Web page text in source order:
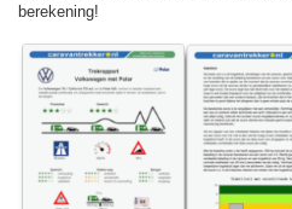
berekening!